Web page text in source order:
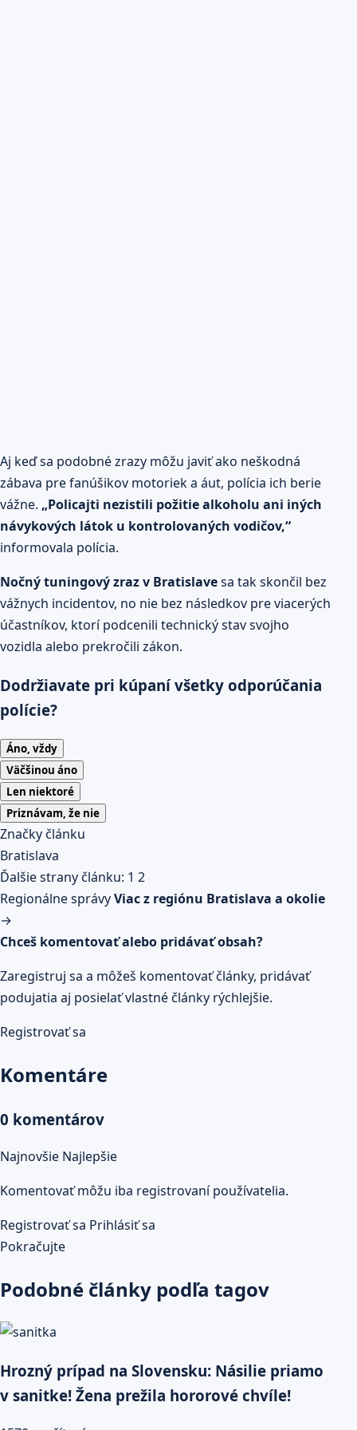
Aj keď sa podobné zrazy môžu javiť ako neškodná
zábava pre fanúšikov motoriek a áut, polícia ich berie
vážne. „Policajti nezistili požitie alkoholu ani iných
návykových látok u kontrolovaných vodičov,“
informovala polícia.
Nočný tuningový zraz v Bratislavesa tak skončil bez
vážnych incidentov, no nie bez následkov pre viacerých
účastníkov, ktorí podcenili technický stav svojho
vozidla alebo prekročili zákon.
Dodržiavate pri kúpaní všetky odporúčania
polície?
Áno, vždy
Väčšinou áno
Len niektoré
Priznávam, že nie
Značky článku
Bratislava
Ďalšie strany článku: 1 2
Regionálne správyViac z regiónu Bratislava a okolie
→
Chceš komentovať alebo pridávať obsah?
Zaregistruj sa a môžeš komentovať články, pridávať
podujatia aj posielať vlastné články rýchlejšie.
Registrovať sa
Komentáre
0 komentárov
Najnovšie Najlepšie
Komentovať môžu iba registrovaní používatelia.
Registrovať sa Prihlásiť sa
Pokračujte
Podobné články podľa tagov
Hrozný prípad na Slovensku: Násilie priamo
v sanitke! Žena prežila hororové chvíle!